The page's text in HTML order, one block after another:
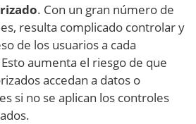
. Con un gran número de
resulta complicado controlar y
de los usuarios a cada
aumenta el riesgo de que
accedan a datos o
si no se aplican los controles